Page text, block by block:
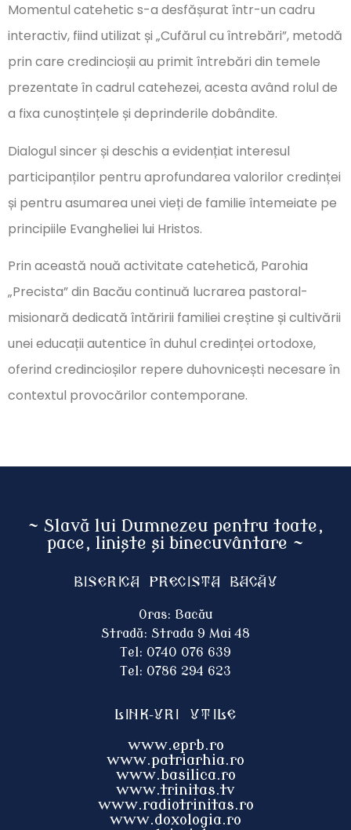
Momentul catehetic s-a desfășurat într-un cadru
interactiv, fiind utilizat și „Cufărul cu întrebări”, metodă
prin care credincioșii au primit întrebări din temele
prezentate în cadrul catehezei, acesta având rolul de
a fixa cunoștințele și deprinderile dobândite.
Dialogul sincer și deschis a evidențiat interesul
participanților pentru aprofundarea valorilor credinței
și pentru asumarea unei vieți de familie întemeiate pe
principiile Evangheliei lui Hristos.
Prin această nouă activitate catehetică, Parohia
„Precista” din Bacău continuă lucrarea pastoral-
misionară dedicată întăririi familiei creștine și cultivării
unei educații autentice în duhul credinței ortodoxe,
oferind credincioșilor repere duhovnicești necesare în
contextul provocărilor contemporane.
~ Slavă lui Dumnezeu pentru toate,
pace, liniște și binecuvântare ~
Biserica Precista BACĂU
Oras: Bacău
Stradă: Strada 9 Mai 48
Tel: 0740 076 639
Tel: 0786 294 623
Link-uri utile
www.eprb.ro
www.patriarhia.ro
www.basilica.ro
www.trinitas.tv
www.radiotrinitas.ro
www.doxologia.ro